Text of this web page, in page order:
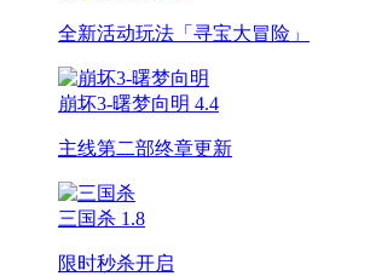
全新活动玩法「寻宝大冒险」
崩坏3-曙梦向明 4.4
主线第二部终章更新
三国杀 1.8
限时秒杀开启